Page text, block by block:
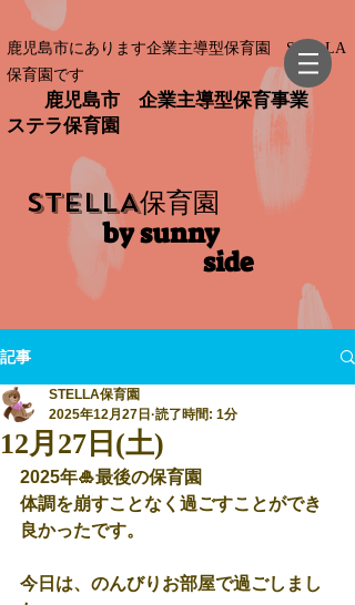
鹿児島市にあります企業主導型保育園 STELLA
保育園です
鹿児島市 企業主導型保育事業
ステラ保育園
STELLA保育園
by sunny
side​
記事
12月27日(土)
STELLA保育園
2025年12月27日 読了時間: 1分
2025年🎍最後の保育園
体調を崩すことなく過ごすことができ
良かったです。
今日は、のんびりお部屋で過ごしまし